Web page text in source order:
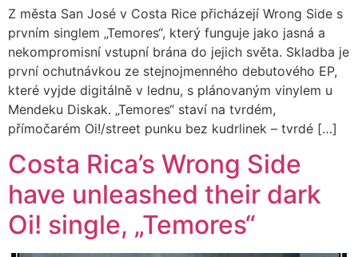
Z města San José v Costa Rice přicházejí Wrong Side s
prvním singlem „Temores“, který funguje jako jasná a
nekompromisní vstupní brána do jejich světa. Skladba je
první ochutnávkou ze stejnojmenného debutového EP,
které vyjde digitálně v lednu, s plánovaným vinylem u
Mendeku Diskak. „Temores“ staví na tvrdém,
přímočarém Oi!/street punku bez kudrlinek – tvrdé […]
Costa Rica’s Wrong Side
have unleashed their dark
Oi! single, „Temores“